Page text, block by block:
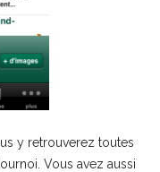
y retrouverez toutes
Vous avez aussi